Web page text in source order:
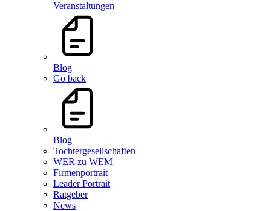
Veranstaltungen
Blog
Go back
Blog
Tochtergesellschaften
WER zu WEM
Firmenportrait
Leader Portrait
Ratgeber
News